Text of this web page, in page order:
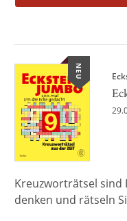
NEU
Kreuzworträtsel sind
denken und rätseln